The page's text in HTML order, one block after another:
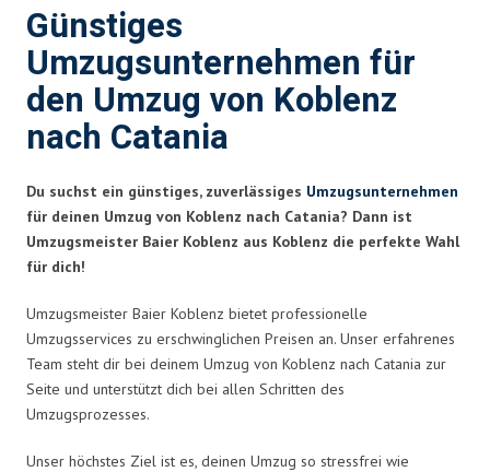
Günstiges
Umzugsunternehmen für
den Umzug von Koblenz
nach Catania
Du suchst ein günstiges, zuverlässiges Umzugsunternehmen
für deinen Umzug von Koblenz nach Catania? Dann ist
Umzugsmeister Baier Koblenz aus Koblenz die perfekte Wahl
für dich!
Umzugsmeister Baier Koblenz bietet professionelle
Umzugsservices zu erschwinglichen Preisen an. Unser erfahrenes
Team steht dir bei deinem Umzug von Koblenz nach Catania zur
Seite und unterstützt dich bei allen Schritten des
Umzugsprozesses.
Unser höchstes Ziel ist es, deinen Umzug so stressfrei wie